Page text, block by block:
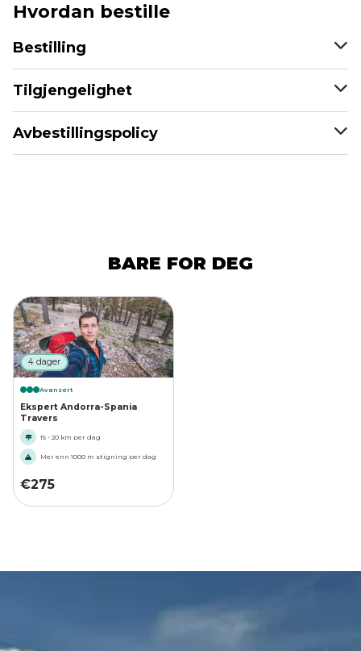
Hvordan bestille
Bestilling
Tilgjengelighet
Avbestillingspolicy
BARE FOR DEG
4 dager
Avansert
Ekspert Andorra-Spania
Travers
15 - 20 km per dag
Mer enn 1000 m stigning per dag
€275